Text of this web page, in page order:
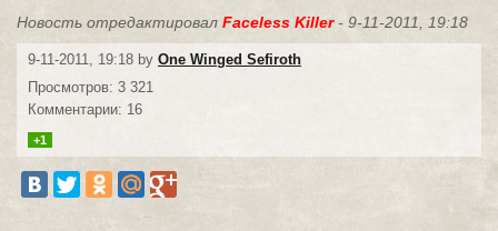
Новость отредактировал Faceless Killer- 9-11-2011, 19:18
9-11-2011, 19:18 by One Winged Sefiroth
Просмотров: 3 321
Комментарии: 16
+1